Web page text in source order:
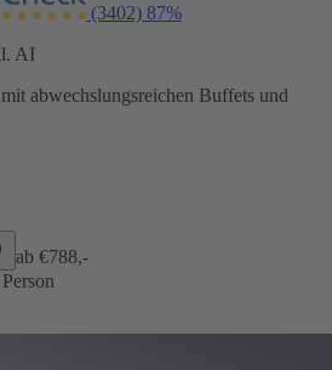
(3402) 87%
AI
abwechslungsreichen Buffets und
ab €788,-